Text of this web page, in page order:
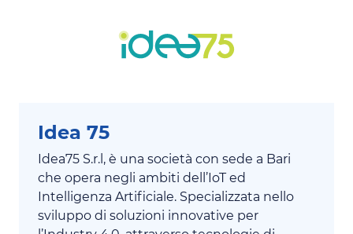
Idea 75
Idea75 S.r.l, è una società con sede a Bari
che opera negli ambiti dell’IoT ed
Intelligenza Artificiale. Specializzata nello
sviluppo di soluzioni innovative per